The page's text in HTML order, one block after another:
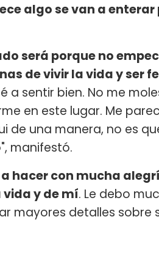
algo se van a enterar
será porque no
de vivir la vida y ser
a sentir bien. No me
en este lugar. Me
de una manera, no es
manifestó.
hacer con mucha
y de mí. Le debo
mayores detalles sobre